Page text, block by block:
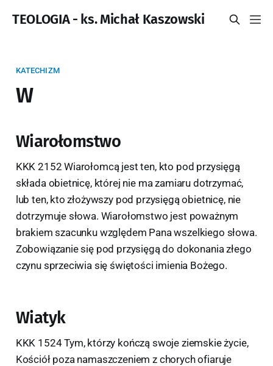
TEOLOGIA - ks. Michał Kaszowski
KATECHIZM
W
Wiarołomstwo
KKK 2152 Wiarołomcą jest ten, kto pod przysięgą
składa obietnicę, której nie ma zamiaru dotrzymać,
lub ten, kto złożywszy pod przysięgą obietnicę, nie
dotrzymuje słowa. Wiarołomstwo jest poważnym
brakiem szacunku względem Pana wszelkiego słowa.
Zobowiązanie się pod przysięgą do dokonania złego
czynu sprzeciwia się świętości imienia Bożego.
Wiatyk
KKK 1524 Tym, którzy kończą swoje ziemskie życie,
Kościół poza namaszczeniem z chorych ofiaruje